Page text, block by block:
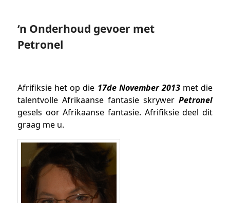
‘n Onderhoud gevoer met
Petronel
Afrifiksie het op die 17de November 2013met die
talentvolle Afrikaanse fantasie skrywer Petronel
gesels oor Afrikaanse fantasie. Afrifiksie deel dit
graag me u.